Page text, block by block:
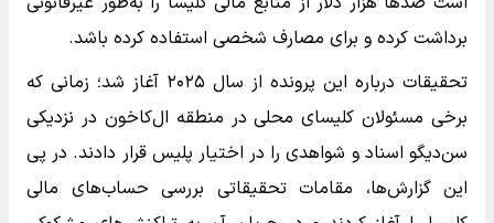
برداشت کرده و برای مصارف شخصی استفاده کرده باشد.
تحقیقات درباره این پرونده از سال ۲۰۲۵ آغاز شد؛ زمانی که
برخی مسئولان کلیسای محلی در منطقه ال‌کاخون در نزدیکی
سن‌دیگو اسناد و شواهدی را در اختیار پلیس قرار دادند. در پی
این گزارش‌ها، مقامات تحقیقاتی بررسی حساب‌های مالی